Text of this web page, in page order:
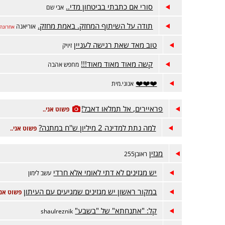
סורי אם כתבתי בביטחון מדי.. אבי שם
תודה על השיתוף המחזק. באמת מחזק. אוריאנה אחרונה
טוב מאד שאת רגישה לעניין זיויק
קשה מאוד מאוד מאוד!!! מחפש אהבה
❤️❤️❤️ אנוני.מית
פראיירים, אל תמלאו דאבל! פשוט אני..
למה נתת למדינה 2 מיליון ש''ח במתנה? פשוט אני..
מגזין ראובן255
יש מגזינים לא דתי לאומי אלא חרדי עשב לימון
במקור ראשון יש מגזינים שמגיעים עם העיתון פשוט
קל: "אתנחתא" של "בשבע" shaulreznik